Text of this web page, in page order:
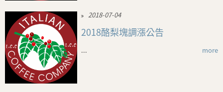
2018-07-04
2018酪梨塊調漲公告
... more